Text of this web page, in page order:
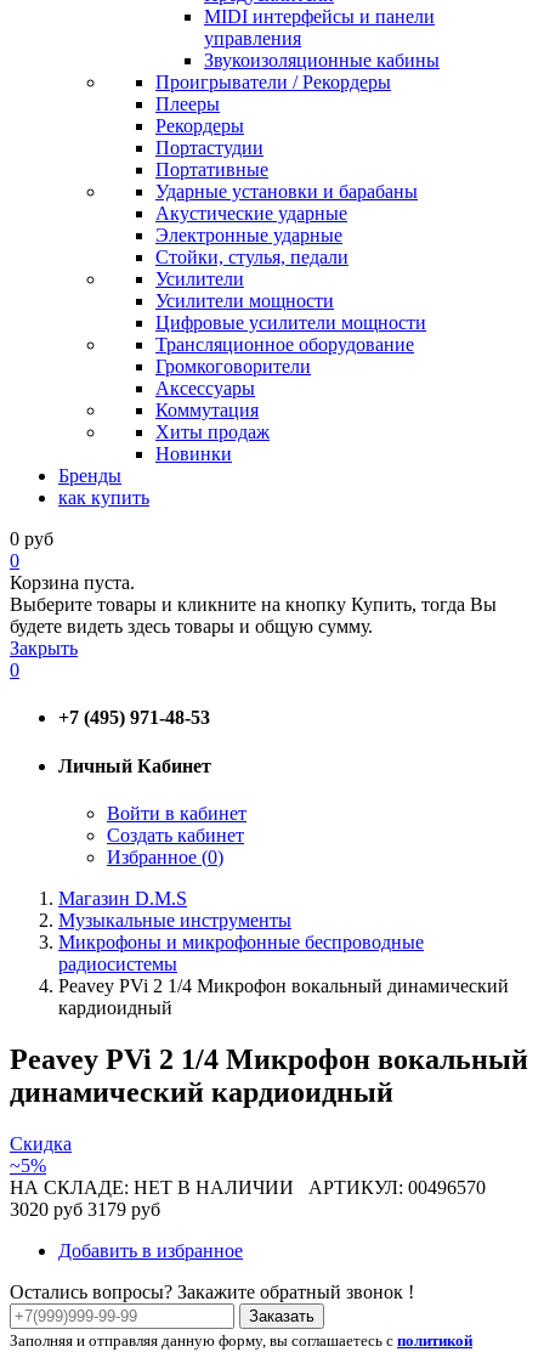
MIDI интерфейсы и панели
управления
Звукоизоляционные кабины
Проигрыватели / Рекордеры
Плееры
Рекордеры
Портастудии
Портативные
Ударные установки и барабаны
Акустические ударные
Электронные ударные
Стойки, стулья, педали
Усилители
Усилители мощности
Цифровые усилители мощности
Трансляционное оборудование
Громкоговорители
Аксессуары
Коммутация
Хиты продаж
Новинки
Бренды
как купить
0 руб
0
Корзина пуста.
Выберите товары и кликните на кнопку Купить, тогда Вы
будете видеть здесь товары и общую сумму.
Закрыть
0
+7 (495) 971-48-53
Личный Кабинет
Войти в кабинет
Создать кабинет
Избранное (0)
Магазин D.M.S
Музыкальные инструменты
Микрофоны и микрофонные беспроводные
радиосистемы
Peavey PVi 2 1/4 Микрофон вокальный динамический
кардиоидный
Peavey PVi 2 1/4 Микрофон вокальный
динамический кардиоидный
Скидка
~5%
НА СКЛАДЕ: НЕТ В НАЛИЧИИ АРТИКУЛ: 00496570
3020 руб 3179 руб
Добавить в избранное
Остались вопросы? Закажите обратный звонок !
Заказать
Заполняя и отправляя данную форму, вы соглашаетесь с политикой